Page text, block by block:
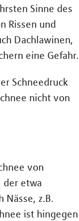
Sinne des
Rissen und
Dachlawinen,
eine Gefahr.
Schneedruck
nicht von
von
der etwa
Nässe, z.B.
ist hingegen